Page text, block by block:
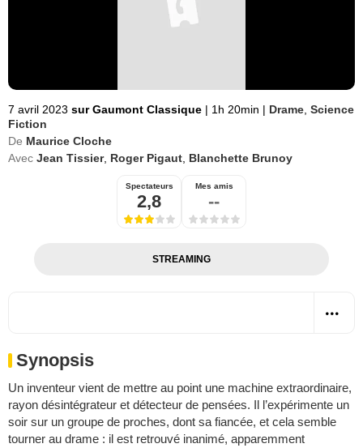
7 avril 2023 sur Gaumont Classique | 1h 20min | Drame Science
Fiction
De Maurice Cloche
Avec Jean Tissier, Roger Pigaut Blanchette Brunoy
Spectateurs
2,8
Mes amis
--
STREAMING
Synopsis
Un inventeur vient de mettre au point une machine extraordinaire,
rayon désintégrateur et détecteur de pensées. Il l’expérimente un
soir sur un groupe de proches, dont sa fiancée, et cela semble
tourner au drame : il est retrouvé inanimé, apparemment